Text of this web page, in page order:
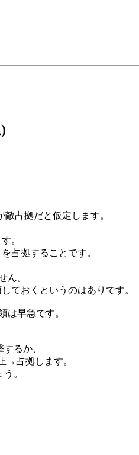
占拠だと仮定します。
。
占拠することです。
ん。
ておくというのはありです。
は早急です。
るか、
→占拠します。
。